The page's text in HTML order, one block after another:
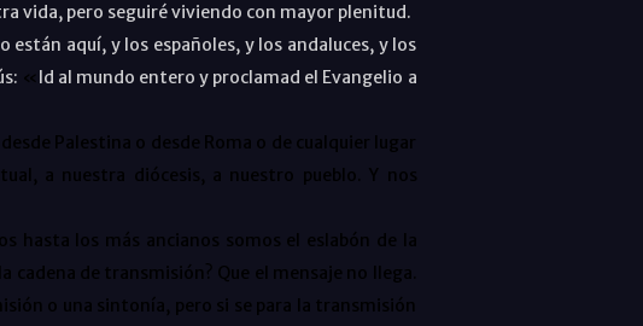
vida, pero seguiré viviendo con mayor plenitud.
aquí, y los españoles, y los andaluces, y los
« Id al mundo entero y proclamad el Evangelio a
Palestina o desde Roma o de cualquier lugar
a nuestra diócesis, a nuestro pueblo. Y nos
hasta los más ancianos somos el eslabón de la
cadena de transmisión? Que el mensaje no llega.
o una sintonía, pero si se para la transmisión